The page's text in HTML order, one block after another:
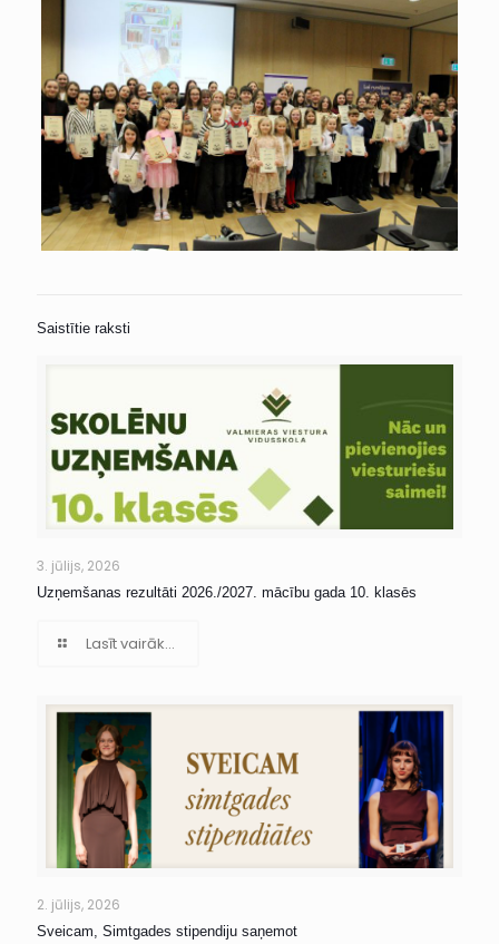
Saistītie raksti
3. jūlijs, 2026
Uzņemšanas rezultāti 2026./2027. mācību gada 10. klasēs
Lasīt vairāk...
2. jūlijs, 2026
Sveicam, Simtgades stipendiju saņemot